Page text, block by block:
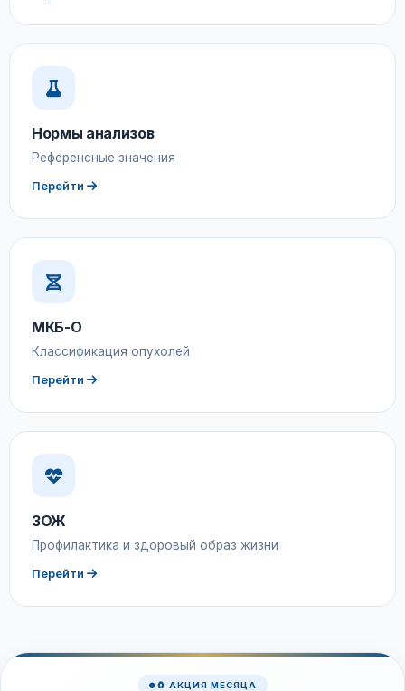
Нормы анализов
Референсные значения
Перейти
МКБ-О
Классификация опухолей
Перейти
ЗОЖ
Профилактика и здоровый образ жизни
Перейти
🧲 АКЦИЯ МЕСЯЦА